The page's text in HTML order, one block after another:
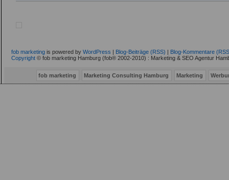
fob marketing is powered by WordPress | Blog-Beiträge (RSS) | Blog-Kommentare
Copyright © fob marketing Hamburg (fob® 2002-2010) : Marketing & SEO Agentur
fob marketing Marketing Consulting Hamburg Marketing